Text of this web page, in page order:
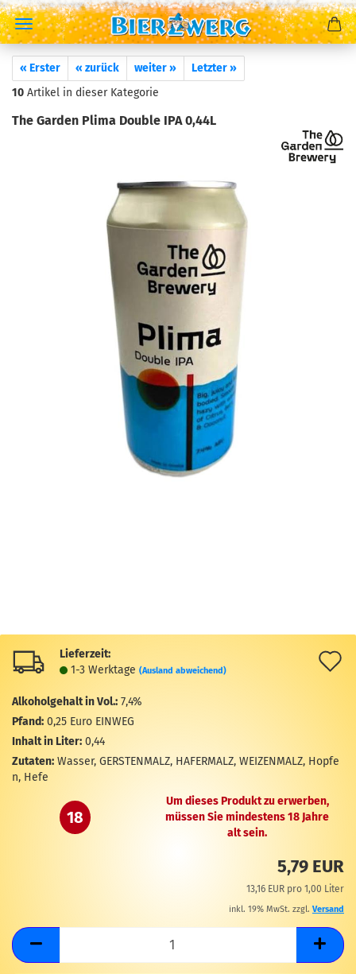
« Erster « zurück weiter »
Letzter »
10 Artikel in dieser Kategorie
The Garden Plima Double IPA 0,44L
Lieferzeit:
1-3 Werktage (Ausland abweichend)
Alkoholgehalt in Vol.: 7,4%
Pfand: 0,25 Euro EINWEG
Inhalt in Liter: 0,44
Zutaten: Wasser, GERSTENMALZ, HAFERMALZ, WEIZENMALZ, Hopfe
n, Hefe
18
Um dieses Produkt zu erwerben,
müssen Sie mindestens 18 Jahre
alt sein.
5,79 EUR
13,16 EUR pro 1,00 Liter
inkl. 19% MwSt. zzgl. Versand